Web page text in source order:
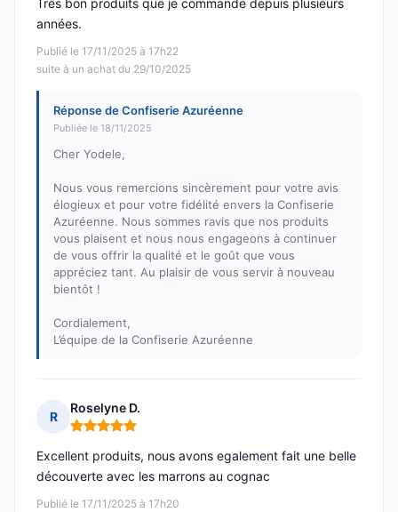
Publié le 17/11/2025 à 17h22
suite à un achat du 29/10/2025
Très bon produits que je commande depuis plusieurs
années.
Réponse de Confiserie Azuréenne
Publiée le 18/11/2025
Cher Yodele,
Nous vous remercions sincèrement pour votre avis
élogieux et pour votre fidélité envers la Confiserie
Azuréenne. Nous sommes ravis que nos produits
vous plaisent et nous nous engageons à continuer
de vous offrir la qualité et le goût que vous
appréciez tant. Au plaisir de vous servir à nouveau
bientôt !
Cordialement,
L’équipe de la Confiserie Azuréenne
R
Roselyne D.
Note : 5 sur 5
Publié le 17/11/2025 à 17h20
Excellent produits, nous avons egalement fait une belle
découverte avec les marrons au cognac